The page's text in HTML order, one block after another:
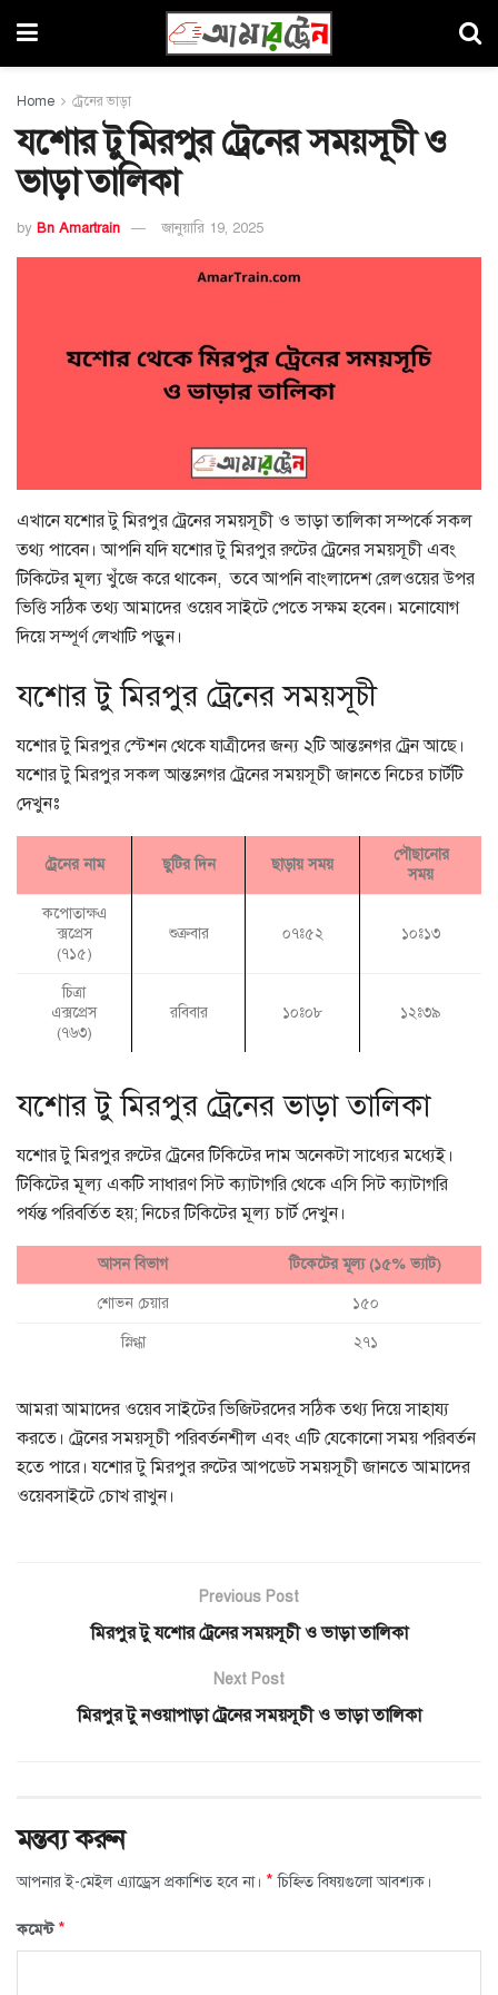
Home ট্রেনের ভাড়া
যশোর টু মিরপুর ট্রেনের সময়সূচী ও
ভাড়া তালিকা
by Bn Amartrain জানুয়ারি 19, 2025
এখানে যশোর টু মিরপুর ট্রেনের সময়সূচী ও ভাড়া তালিকা সম্পর্কে সকল
তথ্য পাবেন। আপনি যদি যশোর টু মিরপুর রুটের ট্রেনের সময়সূচী এবং
টিকিটের মূল্য খুঁজে করে থাকেন, তবে আপনি বাংলাদেশ রেলওয়ের উপর
ভিত্তি সঠিক তথ্য আমাদের ওয়েব সাইটে পেতে সক্ষম হবেন। মনোযোগ
দিয়ে সম্পূর্ণ লেখাটি পড়ুন।
যশোর টু মিরপুর ট্রেনের সময়সূচী
যশোর টু মিরপুর স্টেশন থেকে যাত্রীদের জন্য ২টি আন্তঃনগর ট্রেন আছে।
যশোর টু মিরপুর সকল আন্তঃনগর ট্রেনের সময়সূচী জানতে নিচের চার্টটি
দেখুনঃ
ট্রেনের নাম ছুটির দিন ছাড়ায় সময়
পৌছানোর
সময়
কপোতাক্ষএ
ক্সপ্রেস
(৭১৫)
শুক্রবার ০৭ঃ৫২ ১০ঃ১৩
চিত্রা
এক্সপ্রেস
(৭৬৩)
রবিবার ১০ঃ০৮ ১২ঃ৩৯
যশোর টু মিরপুর ট্রেনের ভাড়া তালিকা
যশোর টু মিরপুর রুটের ট্রেনের টিকিটের দাম অনেকটা সাধ্যের মধ্যেই।
টিকিটের মূল্য একটি সাধারণ সিট ক্যাটাগরি থেকে এসি সিট ক্যাটাগরি
পর্যন্ত পরিবর্তিত হয়; নিচের টিকিটের মূল্য চার্ট দেখুন।
আসন বিভাগ টিকেটের মূল্য (১৫% ভ্যাট)
শোভন চেয়ার ১৫০
স্নিগ্ধা ২৭১
আমরা আমাদের ওয়েব সাইটের ভিজিটরদের সঠিক তথ্য দিয়ে সাহায্য
করতে। ট্রেনের সময়সূচী পরিবর্তনশীল এবং এটি যেকোনো সময় পরিবর্তন
হতে পারে। যশোর টু মিরপুর রুটের আপডেট সময়সূচী জানতে আমাদের
ওয়েবসাইটে চোখ রাখুন।
Previous Post
মিরপুর টু যশোর ট্রেনের সময়সূচী ও ভাড়া তালিকা
Next Post
মিরপুর টু নওয়াপাড়া ট্রেনের সময়সূচী ও ভাড়া তালিকা
মন্তব্য করুন
আপনার ই-মেইল এ্যাড্রেস প্রকাশিত হবে না। * চিহ্নিত বিষয়গুলো আবশ্যক।
কমেন্ট*